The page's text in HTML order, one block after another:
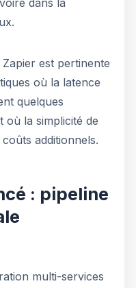
dans la
est pertinente
où la latence
quelques
où la simplicité de
additionnels.
: pipeline
multi-services